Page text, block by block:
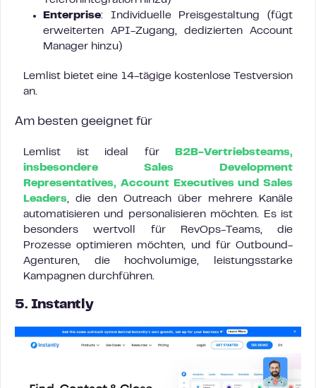
Enterprise: Individuelle Preisgestaltung (fügt
erweiterten API-Zugang, dedizierten Account
Manager hinzu)
Lemlist bietet eine 14-tägige kostenlose Testversion
an.
Am besten geeignet für
Lemlist ist ideal für
B2B-Vertriebsteams,
insbesondere Sales Development
Representatives, Account Executives und Sales
Leaders, die den Outreach über mehrere Kanäle
automatisieren und personalisieren möchten. Es ist
besonders wertvoll für RevOps-Teams, die
Prozesse optimieren möchten, und für Outbound-
Agenturen, die hochvolumige, leistungsstarke
Kampagnen durchführen.
5. Instantly